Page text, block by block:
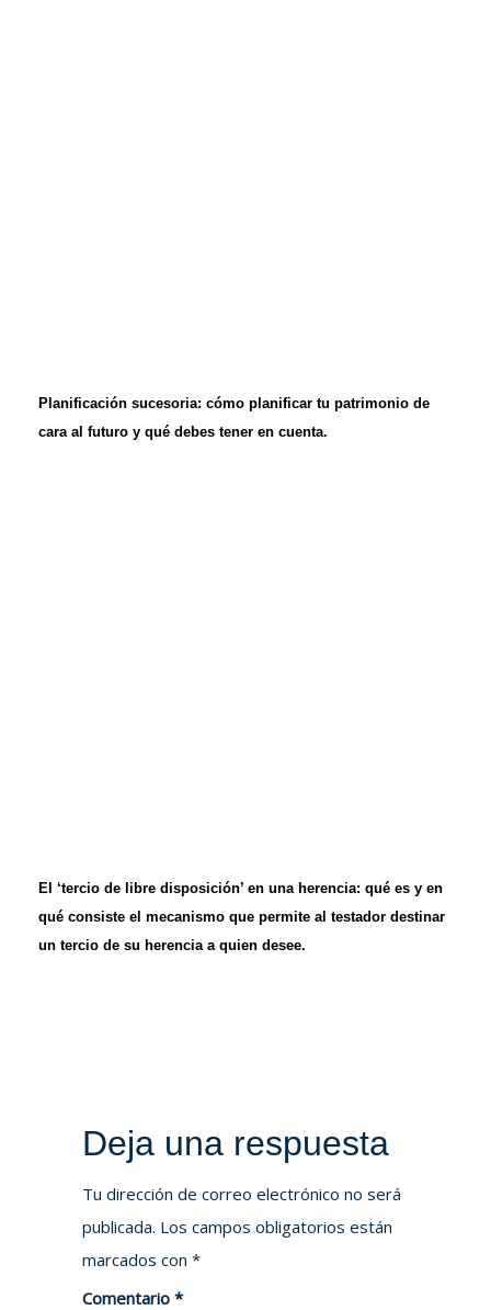
Planificación sucesoria: cómo planificar tu patrimonio de
cara al futuro y qué debes tener en cuenta.
El ‘tercio de libre disposición’ en una herencia: qué es y en
qué consiste el mecanismo que permite al testador destinar
un tercio de su herencia a quien desee.
Deja una respuesta
Tu dirección de correo electrónico no será
publicada. Los campos obligatorios están
marcados con *
Comentario *